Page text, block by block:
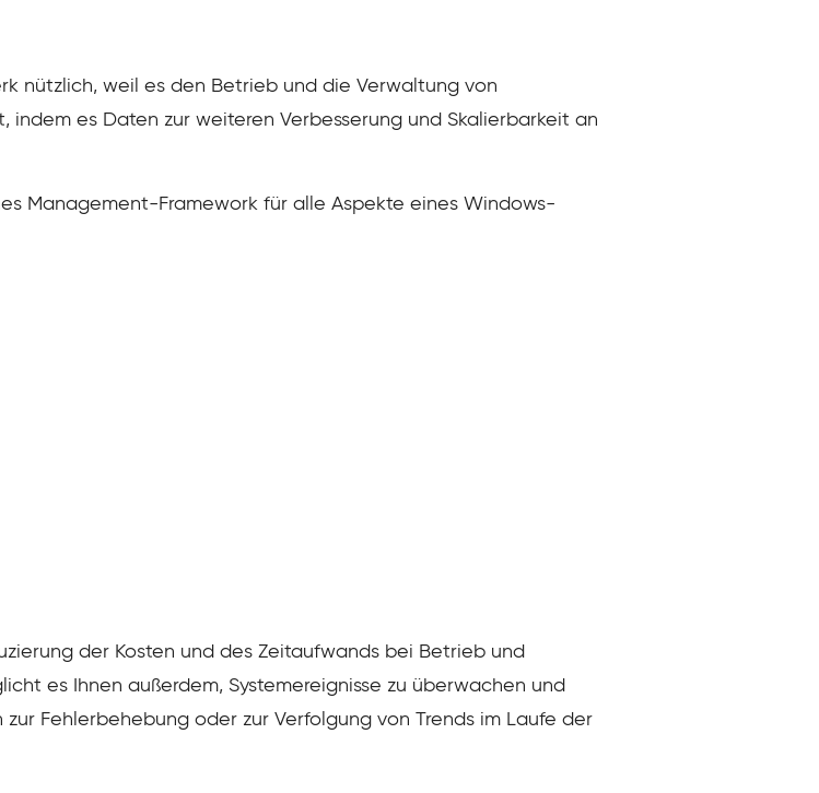
nützlich, weil es den Betrieb und die Verwaltung von
es Daten zur weiteren Verbesserung und Skalierbarkeit an
Management-Framework für alle Aspekte eines Windows-
der Kosten und des Zeitaufwands bei Betrieb und
es Ihnen außerdem, Systemereignisse zu überwachen und
Fehlerbehebung oder zur Verfolgung von Trends im Laufe der